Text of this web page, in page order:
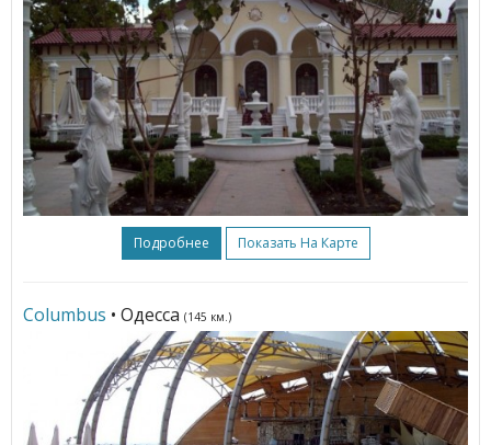
Подробнее Показать На Карте
Columbus • Одесса (145 км.)